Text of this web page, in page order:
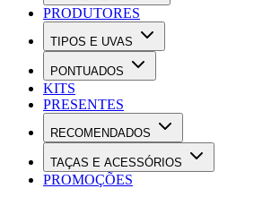
PRODUTORES
TIPOS E UVAS
PONTUADOS
KITS
PRESENTES
RECOMENDADOS
TAÇAS E ACESSÓRIOS
PROMOÇÕES